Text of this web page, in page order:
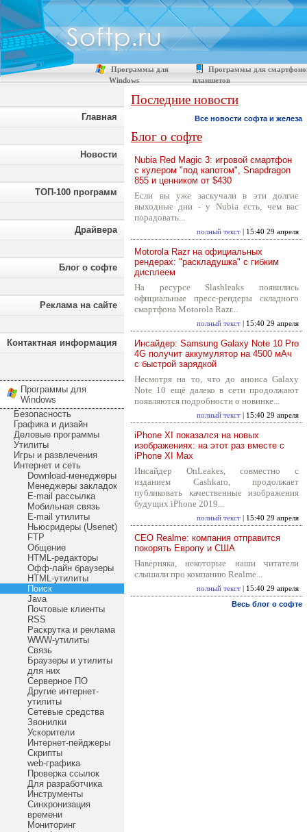
Программы для
Windows
Программы для
планшетов
Главная
Новости
ТОП-100 программ
Драйвера
Блог о софте
Реклама на сайте
Контактная информация
Программы для
Windows
Безопасность
Графика и дизайн
Деловые программы
Утилиты
Игры и развлечения
Интернет и сеть
Download-менеджеры
Менеджеры закладок
E-mail рассылка
Мобильная связь
E-mail утилиты
Ньюсридеры (Usenet)
FTP
Общение
HTML-редакторы
Офф-лайн браузеры
HTML-утилиты
Поиск
Java
Почтовые клиенты
RSS
Раскрутка и реклама
WWW-утилиты
Связь
Браузеры и утилиты
для них
Серверное ПО
Другие интернет-
утилиты
Сетевые средства
Звонилки
Ускорители
Интернет-пейджеры
Скрипты
web-графика
Проверка ссылок
Для разработчика
Инструменты
Синхронизация
времени
Мониторинг
Последние новости
Все новости софта и железа
Блог о софте
Nubia Red Magic 3: игровой смартфон
с кулером "под капотом", Snapdragon
855 и ценником от $430
Если вы уже заскучали в эти долгие
выходные дни - у Nubia есть, чем вас
порадовать...
полный текст | 15:40 29 апреля
Motorola Razr на официальных
рендерах: "раскладушка" с гибким
дисплеем
На ресурсе Slashleaks появились
официальные пресс-рендеры складного
смартфона Motorola Razr...
полный текст | 15:40 29 апреля
Инсайдер: Samsung Galaxy Note 10 Pro
4G получит аккумулятор на 4500 мАч
с быстрой зарядкой
Несмотря на то, что до анонса Galaxy
Note 10 ещё далеко в сети продолжают
появляются подробности о новинке...
полный текст | 15:40 29 апреля
iPhone XI показался на новых
изображениях: на этот раз вместе с
iPhone XI Max
Инсайдер OnLeakes, совместно с
изданием Cashkaro, продолжает
публиковать качественные изображения
будущих iPhone 2019...
полный текст | 15:40 29 апреля
CEO Realme: компания отправится
покорять Европу и США
Наверняка, некоторые наши читатели
слышали про компанию Realme...
полный текст | 15:40 29 апреля
Весь блог о софте